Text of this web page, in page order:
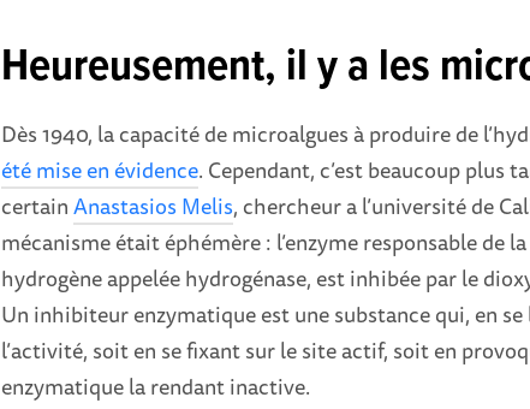
Heureusement, il y a les
Dès 1940, la capacité de microalgues à produire de
été mise en évidence. Cependant, c’est beaucoup plus
certainAnastasios Melis, chercheur a l’université de
mécanisme était éphémère : l’enzyme responsable de
hydrogène appelée hydrogénase, est inhibée par le
Un inhibiteur enzymatique est une substance qui, en
l’activité, soit en se fixant sur le site actif, soit en
enzymatique la rendant inactive.